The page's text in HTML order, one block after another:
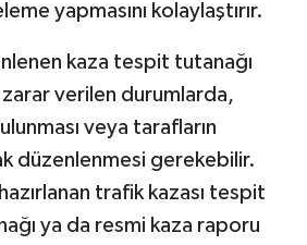
yapmasını kolaylaştırır.
kaza tespit tutanağı
zarar verilen durumlarda,
veya tarafların
düzenlenmesi gerekebilir.
trafik kazası tespit
ya da resmi kaza raporu